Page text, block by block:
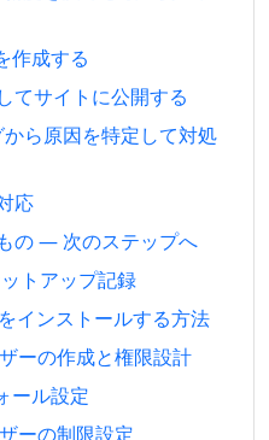
作成する
てサイトに公開する
ら原因を特定して対処
応
の — 次のステップへ
トアップ記録
インストールする方法
ーの作成と権限設計
ール設定
ーの制限設定